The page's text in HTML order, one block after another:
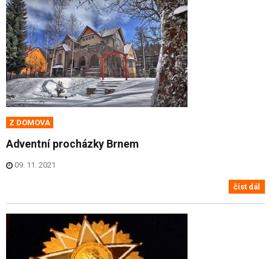
Z DOMOVA
Adventní procházky Brnem
09. 11. 2021
číst dál